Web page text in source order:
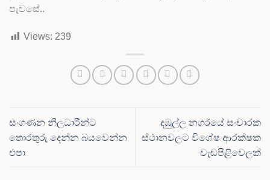
පැවසේ..
Views: 239
සංගණන නිලධාරීන්ට
තොරතුරු දෙන්න බයවෙන්න
එපා
දඹුල්ල නගරයේ සංචාරක
ස්ථානවලට විශේෂ ආරක්ෂක
වැඩපිළිවෙලක්